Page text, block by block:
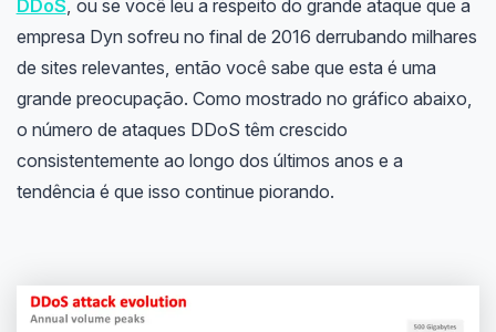
DDoS , ou se você leu a respeito do grande ataque que a
empresa Dyn sofreu no final de 2016 derrubando milhares
de sites relevantes, então você sabe que esta é uma
grande preocupação. Como mostrado no gráfico abaixo,
o número de ataques DDoS têm crescido
consistentemente ao longo dos últimos anos e a
tendência é que isso continue piorando.